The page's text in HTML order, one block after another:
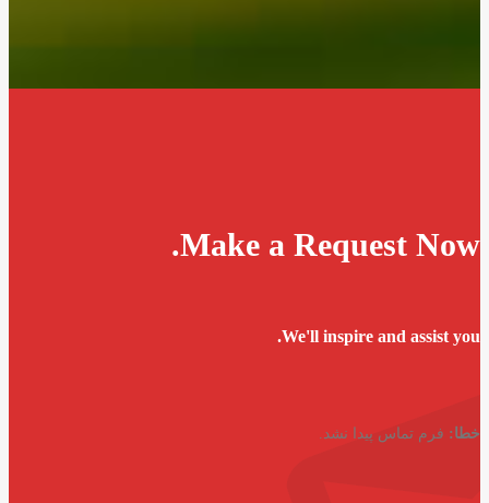
Make a Request Now.
We'll inspire and assist you.
خطا: فرم تماس پیدا نشد.